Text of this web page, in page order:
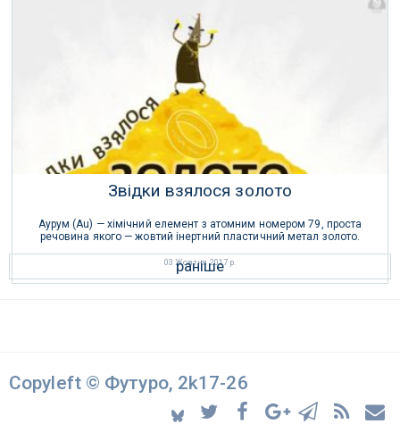
27 Вересня 2019 р.
Звідки взялося золото
Аурум (Au) — хімічний елемент з атомним номером 79, проста
речовина якого — жовтий інертний пластичний метал золото.
03 Жовтня 2017 р.
раніше
Copyleft © Футуро, 2k17-26